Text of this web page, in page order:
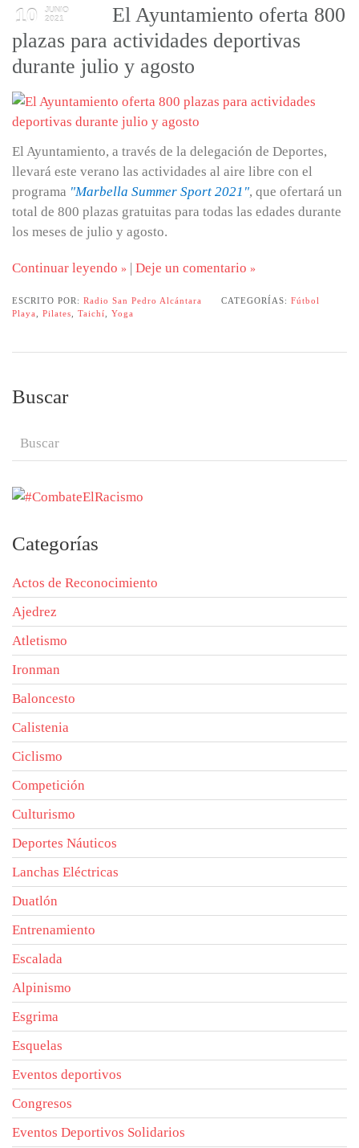
10
JUNIO
2021
El Ayuntamiento oferta 800
plazas para actividades deportivas
durante julio y agosto
El Ayuntamiento, a través de la delegación de Deportes,
llevará este verano las actividades al aire libre con el
programa "Marbella Summer Sport 2021", que ofertará un
total de 800 plazas gratuitas para todas las edades durante
los meses de julio y agosto.
Continuar leyendo | Deje un comentario
ESCRITO POR: Radio San Pedro Alcántara CATEGORÍAS: Fútbol
Playa
Pilates Taichí Yoga
Buscar
Categorías
Actos de Reconocimiento
Ajedrez
Atletismo
Ironman
Baloncesto
Calistenia
Ciclismo
Competición
Culturismo
Deportes Náuticos
Lanchas Eléctricas
Duatlón
Entrenamiento
Escalada
Alpinismo
Esgrima
Esquelas
Eventos deportivos
Congresos
Eventos Deportivos Solidarios